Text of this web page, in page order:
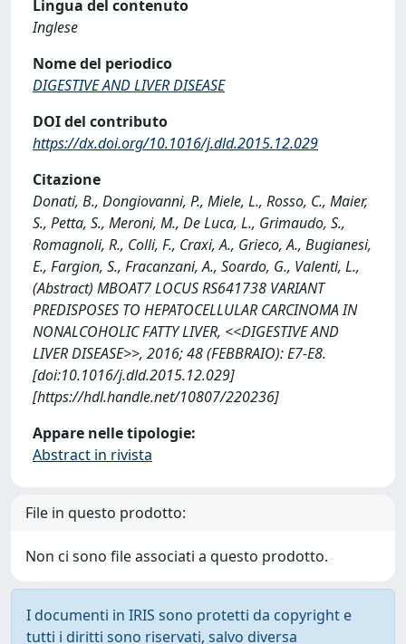
Lingua del contenuto
Inglese
Nome del periodico
DIGESTIVE AND LIVER DISEASE
DOI del contributo
https://dx.doi.org/10.1016/j.dld.2015.12.029
Citazione
Donati, B., Dongiovanni, P., Miele, L., Rosso, C., Maier,
S., Petta, S., Meroni, M., De Luca, L., Grimaudo, S.,
Romagnoli, R., Colli, F., Craxi, A., Grieco, A., Bugianesi,
E., Fargion, S., Fracanzani, A., Soardo, G., Valenti, L.,
(Abstract) MBOAT7 LOCUS RS641738 VARIANT
PREDISPOSES TO HEPATOCELLULAR CARCINOMA IN
NONALCOHOLIC FATTY LIVER, <<DIGESTIVE AND
LIVER DISEASE>>, 2016; 48 (FEBBRAIO): E7-E8.
[doi:10.1016/j.dld.2015.12.029]
[https://hdl.handle.net/10807/220236]
Appare nelle tipologie:
Abstract in rivista
File in questo prodotto:
Non ci sono file associati a questo prodotto.
I documenti in IRIS sono protetti da copyright e
tutti i diritti sono riservati, salvo diversa